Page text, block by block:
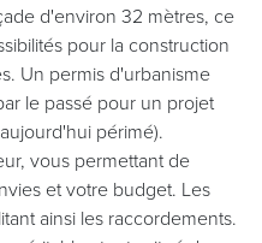
d'environ 32 mètres, ce
pour la construction
Un permis d'urbanisme
le passé pour un projet
périmé).
vous permettant de
et votre budget. Les
ainsi les raccordements.